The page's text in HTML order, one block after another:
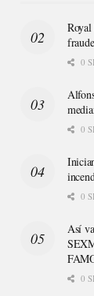
0
0
0
Así
0